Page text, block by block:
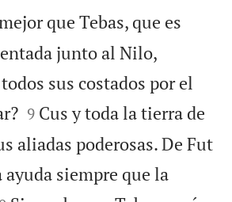
que Tebas, que es
junto al Nilo,
sus costados por el

9 Cus y toda la tierra de
aliadas poderosas. De Fut
siempre que la